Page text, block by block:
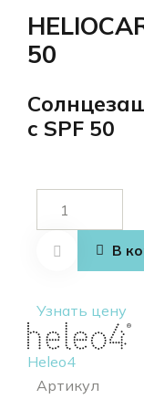
50
с SPF 50
Количество
товара
HELIOCARE
Invisible
50
В
Узнать цену
Heleo4
Артикул